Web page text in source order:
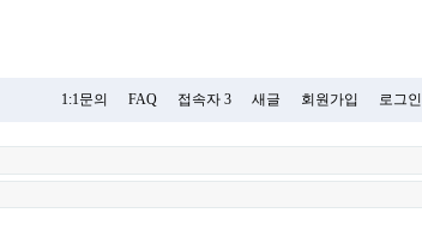
1:1문의 FAQ 접속자 3 새글 회원가입 로그인